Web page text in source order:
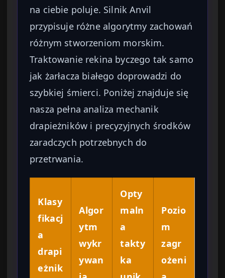
na ciebie poluje. Silnik Anvil
przypisuje różne algorytmy zachowań
różnym stworzeniom morskim.
Traktowanie rekina byczego tak samo
jak żarłacza białego doprowadzi do
szybkiej śmierci. Poniżej znajduje się
nasza pełna analiza mechanik
drapieżników i precyzyjnych środków
zaradczych potrzebnych do
przetrwania.
Klasy
fikacj
a
drapi
eżnik
Algor
ytm
wykr
ywan
Opty
maln
a
takty
ka
Pozio
m
zagr
ożeni